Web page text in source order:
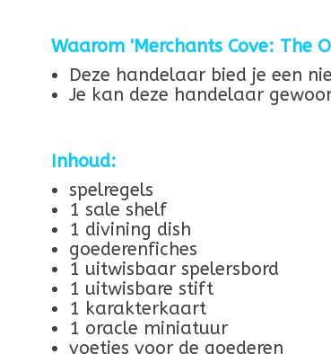
Waarom 'Merchants Cove: The
Deze handelaar bied je een
Je kan deze handelaar
Inhoud:
spelregels
1 sale shelf
1 divining dish
goederenfiches
1 uitwisbaar spelersbord
1 uitwisbare stift
1 karakterkaart
1 oracle miniatuur
voetjes voor de goederen